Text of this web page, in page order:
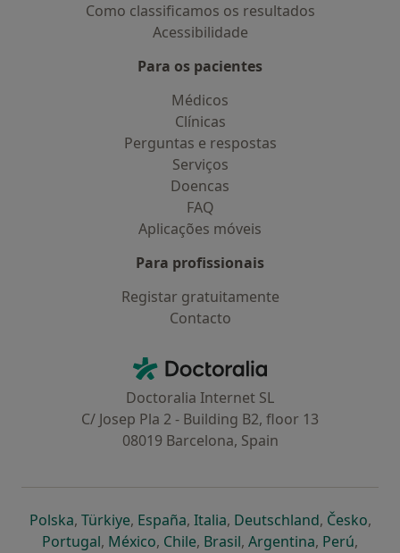
Como classificamos os resultados
Acessibilidade
Para os pacientes
Médicos
Clínicas
Perguntas e respostas
Serviços
Doencas
FAQ
Aplicações móveis
Para profissionais
Registar gratuitamente
Contacto
Doctoralia - Homepage
Doctoralia Internet SL
C/ Josep Pla 2 - Building B2, floor 13
08019 Barcelona, Spain
Polskaabre num novo separador
, Türkiyeabre num novo separador
, Españaabre num novo separador
, Italiaabre num novo
, Deutschlandabre num
, Česko,
Portugalabre num novo separador
, Méxicoabre num novo separador
, Chileabre num novo separador
, Brasilabre num novo
, Argentinaabre num
, Perúabre
,